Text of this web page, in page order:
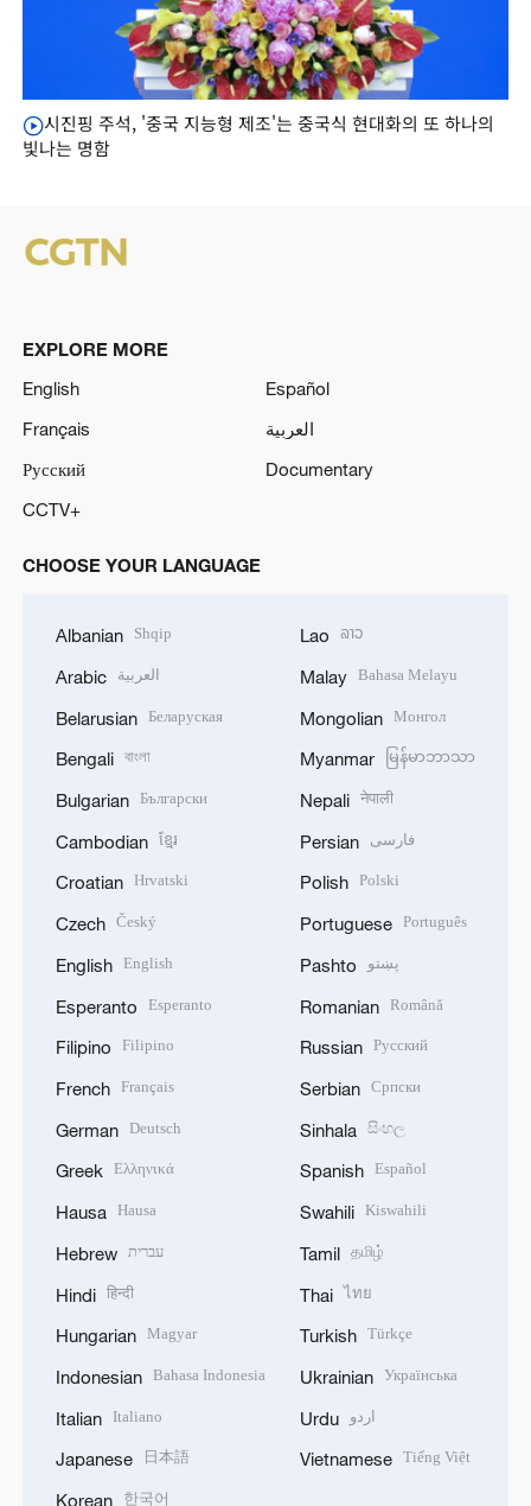
시진핑 주석, '중국 지능형 제조'는 중국식 현대화의 또 하나의
빛나는 명함
EXPLORE MORE
English
Español
Français
العربية
Русский
Documentary
CCTV+
CHOOSE YOUR LANGUAGE
Albanian Shqip
Arabic العربية
Belarusian Беларуская
Bengali বাংলা
Bulgarian Български
Cambodian ខ្មែរ
Croatian Hrvatski
Czech Český
English English
Esperanto Esperanto
Filipino Filipino
French Français
German Deutsch
Greek Ελληνικά
Hausa Hausa
Hebrew עברית
Hindi हिन्दी
Hungarian Magyar
Indonesian Bahasa Indonesia
Italian Italiano
Japanese 日本語
Korean 한국어
Lao ລາວ
Malay Bahasa Melayu
Mongolian Монгол
Myanmar မြန်မာဘာသာ
Nepali नेपाली
Persian فارسی
Polish Polski
Portuguese Português
Pashto پښتو
Romanian Română
Russian Русский
Serbian Српски
Sinhala සිංහල
Spanish Español
Swahili Kiswahili
Tamil தமிழ்
Thai ไทย
Turkish Türkçe
Ukrainian Українська
Urdu اردو
Vietnamese Tiếng Việt